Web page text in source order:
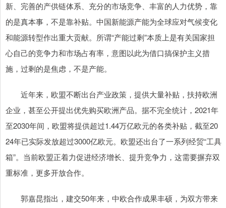
新、完善的产供链体系、充分的市场竞争、丰富的人力优势，靠
的是真本事，不是靠补贴。中国新能源产能为全球应对气候变化
和能源转型作出重大贡献。所谓“产能过剩”本质上是有关国家担
心自己的竞争力和市场占有率，意图以此为借口搞保护主义措
施，过剩的是焦虑，不是产能。
近年来，欧盟不断出台产业政策，提供大量补贴，扶持欧洲
企业，甚至公开提出优先购买欧洲产品。据不完全统计，2021年
至2030年间，欧盟将提供超过1.44万亿欧元的各类补贴，截至20
24年已实际发放超过3000亿欧元。欧盟还出台了一系列经贸“工具
箱”。当前欧盟正着力促进经济增长、提升竞争力，这需要摒弃双
重标准，更多开放合作。
郭嘉昆指出，建交50年来，中欧合作成果丰硕，为双方带来